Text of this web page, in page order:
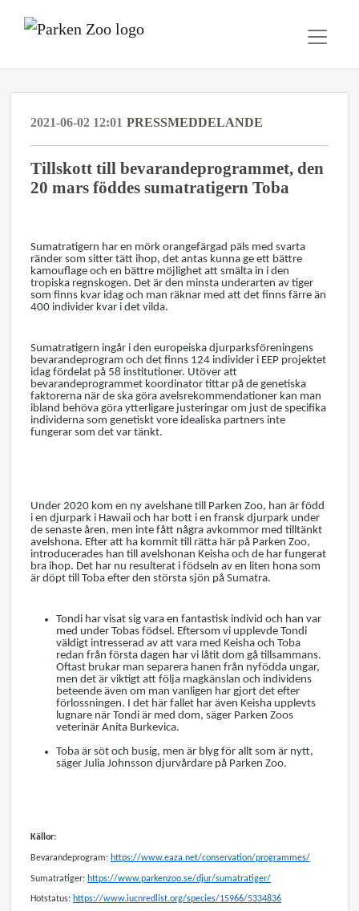
2021-06-02 12:01 PRESSMEDDELANDE
Tillskott till bevarandeprogrammet, den
20 mars föddes sumatratigern Toba
Sumatratigern har en mörk orangefärgad päls med svarta
ränder som sitter tätt ihop, det antas kunna ge ett bättre
kamouflage och en bättre möjlighet att smälta in i den
tropiska regnskogen. Det är den minsta underarten av tiger
som finns kvar idag och man räknar med att det finns färre än
400 individer kvar i det vilda.
Sumatratigern ingår i den europeiska djurparksföreningens
bevarandeprogram och det finns 124 individer i EEP projektet
idag fördelat på 58 institutioner. Utöver att
bevarandeprogrammet koordinator tittar på de genetiska
faktorerna när de ska göra avelsrekommendationer kan man
ibland behöva göra ytterligare justeringar om just de specifika
individerna som genetiskt vore idealiska partners inte
fungerar som det var tänkt.
Under 2020 kom en ny avelshane till Parken Zoo, han är född
i en djurpark i Hawaii och har bott i en fransk djurpark under
de senaste åren, men inte fått några avkommor med tilltänkt
avelshona. Efter att ha kommit till rätta här på Parken Zoo,
introducerades han till avelshonan Keisha och de har fungerat
bra ihop. Det har nu resulterat i födseln av en liten hona som
är döpt till Toba efter den största sjön på Sumatra.
Tondi har visat sig vara en fantastisk individ och han var
med under Tobas födsel. Eftersom vi upplevde Tondi
väldigt intresserad av att vara med Keisha och Toba
redan från första dagen har vi låtit dom gå tillsammans.
Oftast brukar man separera hanen från nyfödda ungar,
men det är viktigt att följa magkänslan och individens
beteende även om man vanligen har gjort det efter
förlossningen. I det här fallet har även Keisha upplevts
lugnare när Tondi är med dom, säger Parken Zoos
veterinär Anita Burkevica.
Toba är söt och busig, men är blyg för allt som är nytt,
säger Julia Johnsson djurvårdare på Parken Zoo.
Källor:
Bevarandeprogram: https://www.eaza.net/conservation/programmes/
Sumatratiger: https://www.parkenzoo.se/djur/sumatratiger/
Hotstatus: https://www.iucnredlist.org/species/15966/5334836